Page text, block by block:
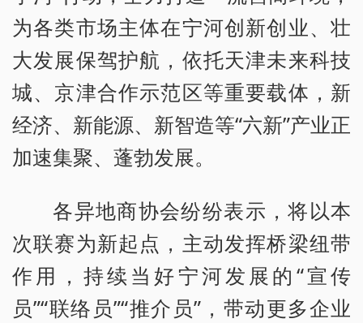
为各类市场主体在宁河创新创业、壮
大发展保驾护航，依托天津未来科技
城、京津合作示范区等重要载体，新
经济、新能源、新智造等“六新”产业正
加速集聚、蓬勃发展。
各异地商协会纷纷表示，将以本
次联赛为新起点，主动发挥桥梁纽带
作用，持续当好宁河发展的“宣传
员”“联络员”“推介员”，带动更多企业